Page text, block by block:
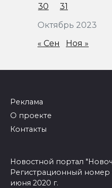
Октябрь 2023
30
31
« Сен Ноя »
Реклама
О проекте
Контакты
Новостной портал
Регистрационный
июня 2020 г.